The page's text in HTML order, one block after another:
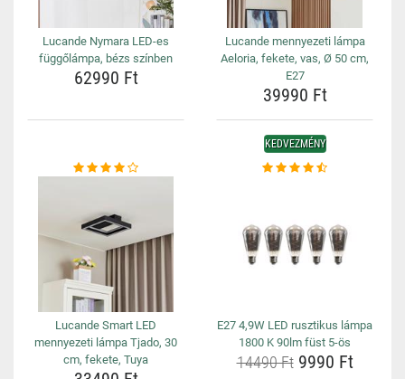
Lucande Nymara LED-es
függőlámpa, bézs színben
62990 Ft
Lucande mennyezeti lámpa
Aeloria, fekete, vas, Ø 50 cm,
E27
39990 Ft
Lucande Smart LED
mennyezeti lámpa Tjado, 30
cm, fekete, Tuya
KEDVEZMÉNY
E27 4,9W LED rusztikus lámpa
1800 K 90lm füst 5-ös
14490 Ft9990 Ft